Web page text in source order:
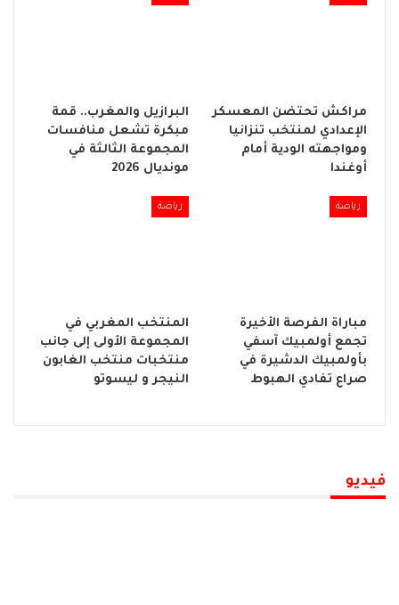
مراكش تحتضن المعسكر
الإعدادي لمنتخب تنزانيا
ومواجهته الودية أمام
أوغندا
البرازيل والمغرب.. قمة
مبكرة تشعل منافسات
المجموعة الثالثة في
مونديال 2026
رياضة
مباراة الفرصة الأخيرة
تجمع أولمبيك آسفي
بأولمبيك الدشيرة في
صراع تفادي الهبوط
رياضة
المنتخب المغربي في
المجموعة الأولى إلى جانب
منتخبات منتخب الغابون
النيجر و ليسوتو
فيديو